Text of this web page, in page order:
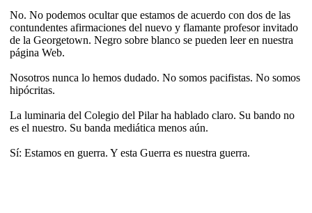
No. No podemos ocultar que estamos de acuerdo con dos de las
contundentes afirmaciones del nuevo y flamante profesor invitado
de la Georgetown. Negro sobre blanco se pueden leer en nuestra
página Web.
Nosotros nunca lo hemos dudado. No somos pacifistas. No somos
hipócritas.
La luminaria del Colegio del Pilar ha hablado claro. Su bando no
es el nuestro. Su banda mediática menos aún.
Sí: Estamos en guerra. Y esta Guerra es nuestra guerra.